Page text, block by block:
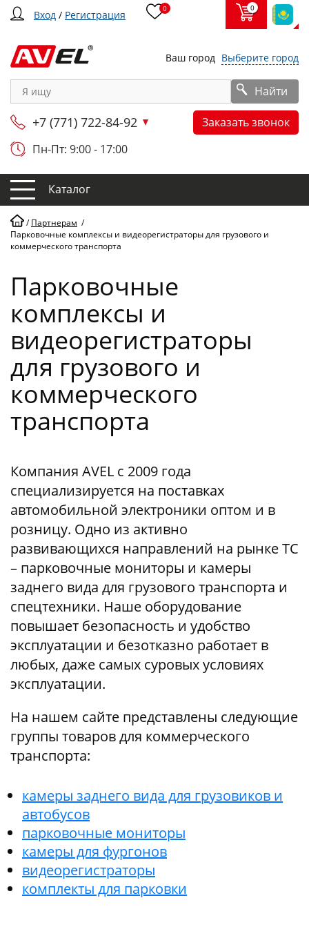
Вход / Регистрация 0 0
Ваш город Выберите город
Найти
+7 (771) 722-84-92
Заказать звонок
Пн-Пт: 9:00 - 17:00
Каталог
/Партнерам /
Парковочные комплексы и видеорегистраторы для грузового и
коммерческого транспорта
Парковочные
комплексы и
видеорегистраторы
для грузового и
коммерческого
транспорта
Компания AVEL с 2009 года
специализируется на поставках
автомобильной электроники оптом и в
розницу. Одно из активно
развивающихся направлений на рынке ТС
– парковочные мониторы и камеры
заднего вида для грузового транспорта и
спецтехники. Наше оборудование
повышает безопасность и удобство
эксплуатации и безотказно работает в
любых, даже самых суровых условиях
эксплуатации.
На нашем сайте представлены следующие
группы товаров для коммерческого
транспорта:
камеры заднего вида для грузовиков и
автобусов
парковочные мониторы
камеры для фургонов
видеорегистраторы
комплекты для парковки